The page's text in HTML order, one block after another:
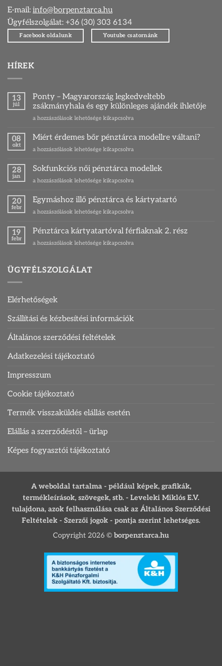
E-mail: info@borpenztarca.hu
Ügyfélszolgálat: +36 (30) 303 6134
Facebook oldalunk Youtube csatornánk
HÍREK
13
júl
Ponty – Magyarország legkedveltebb
zsákmányhala és egy különleges ajándék ihletője
Ponty
Magyarország
zsákmányhala
egy
különleges
bejegyzéshez
a hozzászólások lehetősége kikapcsolva
08
okt
Miért érdemes bőr pénztárca modellre váltani?
Miért
bőr
modellre
bejegyzéshez
a hozzászólások lehetősége kikapcsolva
28
jan
Sokfunkciós női pénztárca modellek
Sokfunkciós
pénztárca
modellek
bejegyzéshez
a hozzászólások lehetősége kikapcsolva
20
febr
Egymáshoz illő pénztárca és kártyatartó
Egymáshoz
pénztárca
kártyatartó
a hozzászólások lehetősége kikapcsolva
19
febr
Pénztárca kártyatartóval férfiaknak 2. rész
Pénztárca
2.
a hozzászólások lehetősége kikapcsolva
ÜGYFÉLSZOLGÁLAT
Elérhetőségek
Szállítási és kézbesítési információk
Általános szerződési feltételek
Adatkezelési tájékoztató
Impresszum
Cookie tájékoztató
Termék visszaküldés elállás esetén
Elállás a szerződéstől – ürlap
Képes fogyasztói tájékoztató
A weboldal tartalma - például képek, grafikák,
termékleírások, szövegek, stb. - Leveleki Miklós E.V.
tulajdona, azok felhasználása csak az Általános Szerződési
Feltételek - Szerzői jogok - pontja szerint lehetséges.
Copyright 2026 © borpenztarca.hu